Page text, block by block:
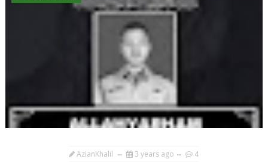
AzianKhalil 3 years ago 4